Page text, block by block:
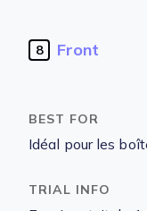
8 Front
Idéal pour les